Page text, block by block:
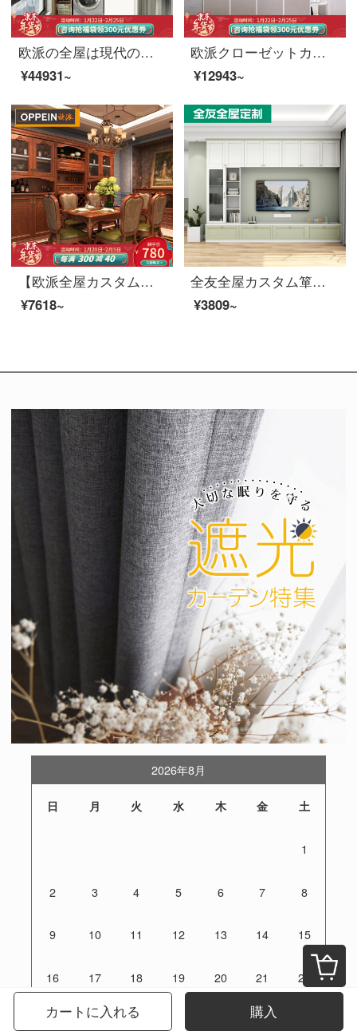
欧派の全屋は現代の簡明な全体の箱の組合せのベランダの箱+を注文して洋服だんすを洗います+洗面器の定食の価格
¥44931~
欧派クローゼットカスタム現代簡約ラミアシリーズ1699元/平（投影面積で計算する）
¥12943~
【欧派全屋カスタム聖カローラシリーズ】オーダーメイドのタンスハイエンドの丸太全屋オーダーメイドの箪笥から式のクローゼットに入るオーダーメイドのサイドキャビネット書斎前払い金実木
¥7618~
全友全屋カスタム箪笥オーダーメイドフラットドア全体の家具アメリカン田園認識木小筑シリーズカスタマイズ誠意金（具体的な金額は設計案に準じて、顧客サービスを詳しくお聞きします）
¥3809~
カートに入れる 購入
2026年8月
日 月 火 水 木 金 土
1
2 3 4 5 6 7 8
9 10 11 12 13 14 15
16 17 18 19 20 21 22
23 24 25 28